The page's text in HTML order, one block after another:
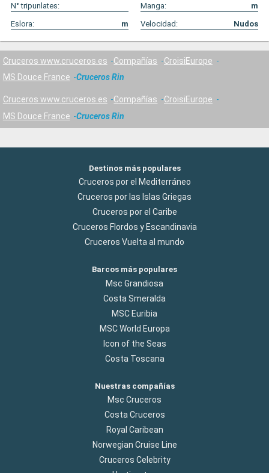
N° tripunlates: Manga:
m
Eslora:
m Velocidad: Nudos
Cruceros www.cruceros.es Compañías
CroisiEurope
MS Douce France
Cruceros Rin
Cruceros www.cruceros.es Compañías
CroisiEurope
MS Douce France
Cruceros Rin
Destinos más populares
Cruceros por el Mediterráneo
Cruceros por las Islas Griegas
Cruceros por el Caribe
Cruceros Flordos y Escandinavia
Cruceros Vuelta al mundo
Barcos más populares
Msc Grandiosa
Costa Smeralda
MSC Euribia
MSC World Europa
Icon of the Seas
Costa Toscana
Nuestras compañías
Msc Cruceros
Costa Cruceros
Royal Caribean
Norwegian Cruise Line
Cruceros Celebrity